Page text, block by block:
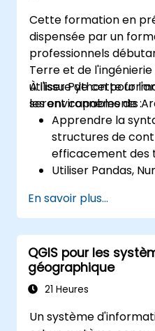
Cette formation en
dispensée par un
professionnels
Terre et de
utiliser Python pour
les environnements
À l'issue de cette
seront capables de :
Apprendre la
structures de
efficacement des
Utiliser Pandas,
dans un SIG.
Manipuler et
vectorielles avec
Geopandas, Arcpy
Automatiser les
travail
Développer des
En savoir plus...
QGIS pour les
géographique
21 Heures
Un système